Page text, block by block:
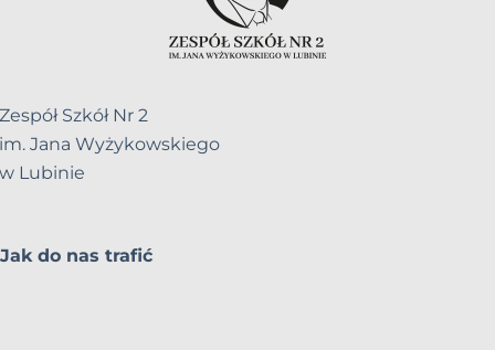
Zespół Szkół Nr 2
im. Jana Wyżykowskiego
w Lubinie
Jak do nas trafić